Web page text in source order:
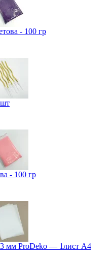
- 100 гр
шт
- 100 гр
мм ProDeko — 1лист А4